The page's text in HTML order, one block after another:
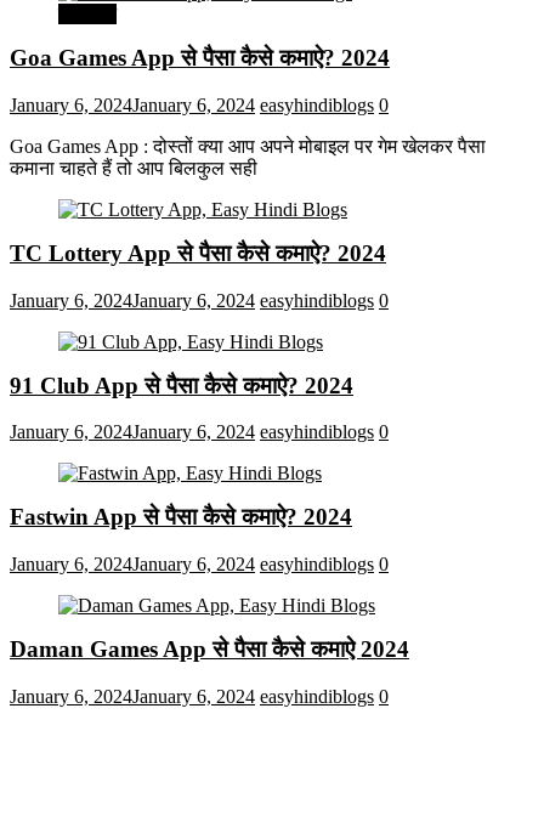
Goa Games App से पैसा कैसे कमाऐ? 2024
January 6, 2024January 6, 2024 easyhindiblogs 0
Goa Games App : दोस्तों क्या आप अपने मोबाइल पर गेम खेलकर पैसा
कमाना चाहते हैं तो आप बिलकुल सही
TC Lottery App से पैसा कैसे कमाऐ? 2024
January 6, 2024January 6, 2024 easyhindiblogs 0
91 Club App से पैसा कैसे कमाऐ? 2024
January 6, 2024January 6, 2024 easyhindiblogs 0
Fastwin App से पैसा कैसे कमाऐ? 2024
January 6, 2024January 6, 2024 easyhindiblogs 0
Daman Games App से पैसा कैसे कमाऐ 2024
January 6, 2024January 6, 2024 easyhindiblogs 0